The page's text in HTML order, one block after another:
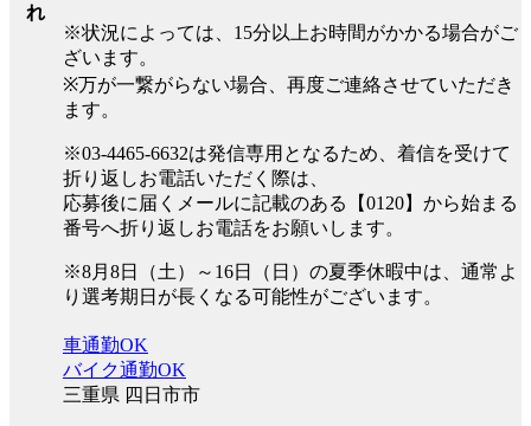
れ
※状況によっては、15分以上お時間がかかる場合がご
ざいます。
※万が一繋がらない場合、再度ご連絡させていただき
ます。
※03-4465-6632は発信専用となるため、着信を受けて
折り返しお電話いただく際は、
応募後に届くメールに記載のある【0120】から始まる
番号へ折り返しお電話をお願いします。
※8月8日（土）～16日（日）の夏季休暇中は、通常よ
り選考期日が長くなる可能性がございます。
車通勤OK
バイク通勤OK
三重県 四日市市